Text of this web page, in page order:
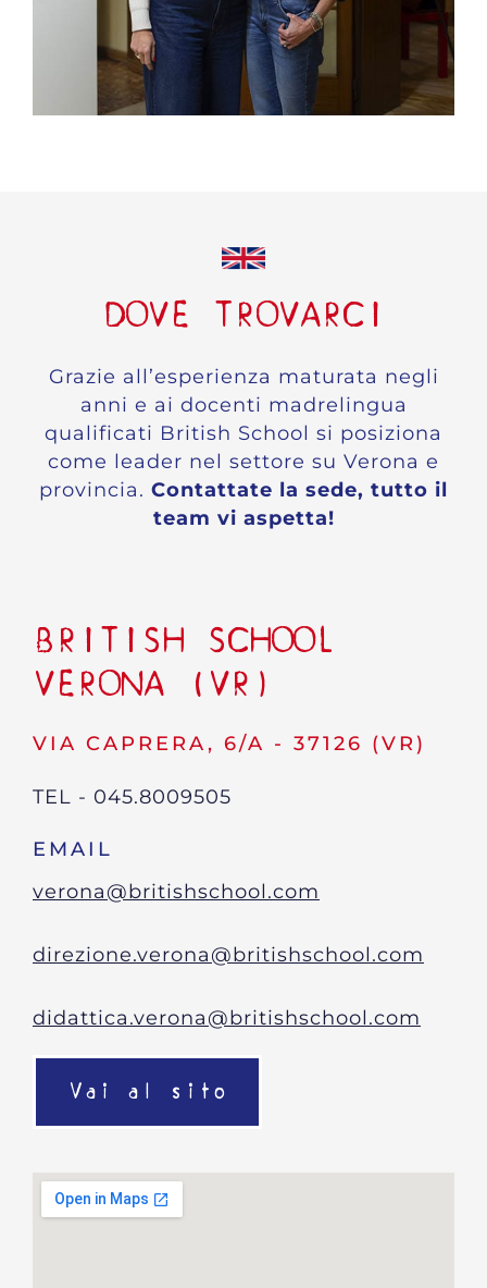
DOVE TROVARCI
Grazie all’esperienza maturata negli
anni e ai docenti madrelingua
qualificati British School si posiziona
come leader nel settore su Verona e
provincia. Contattate la sede, tutto il
team vi aspetta!
BRITISH SCHOOL
VERONA (VR)
VIA CAPRERA, 6/A - 37126 (VR)
TEL - 045.8009505
EMAIL
verona@britishschool.com
direzione.verona@britishschool.com
didattica.verona@britishschool.com
Vai al sito